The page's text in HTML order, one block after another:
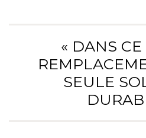
« DANS CE
SEULE